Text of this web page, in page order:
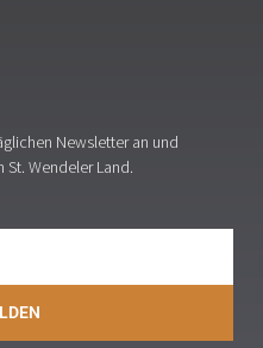
Newsletter an und
Wendeler Land.